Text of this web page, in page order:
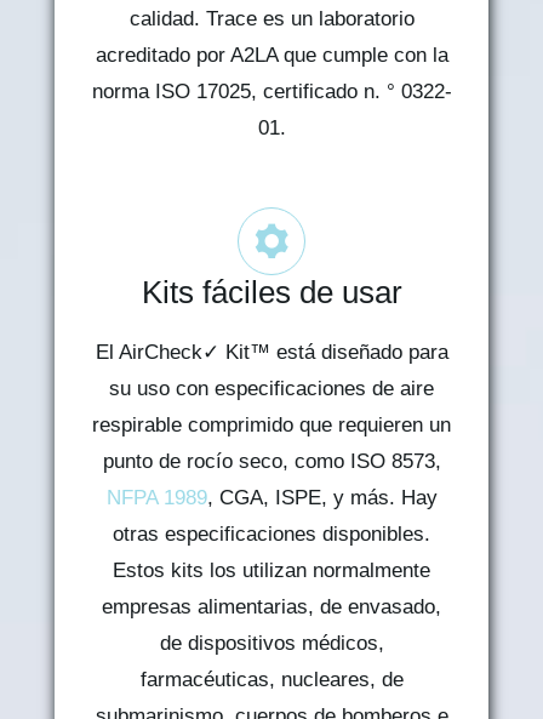
calidad. Trace es un laboratorio
acreditado por A2LA que cumple con la
norma ISO 17025, certificado n. ° 0322-
01.
Kits fáciles de usar
El AirCheck✓ Kit™ está diseñado para
su uso con especificaciones de aire
respirable comprimido que requieren un
punto de rocío seco, como ISO 8573,
NFPA 1989, CGA, ISPE, y más. Hay
otras especificaciones disponibles.
Estos kits los utilizan normalmente
empresas alimentarias, de envasado,
de dispositivos médicos,
farmacéuticas, nucleares, de